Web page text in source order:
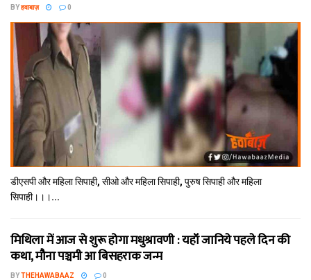
BYहवाबाज़ 0
डीएसपी और महिला सिपाही, सीओ और महिला सिपाही, पुरुष सिपाही और महिला
सिपाही।।।...
मिथि‍ला में आज से शुरू होगा मधुश्रावणी : यहॉं जानिये पहले दिन की
कथा, मौना पञ्चमी आ बिसहराक जन्म
BYTHEHAWABAAZ 0